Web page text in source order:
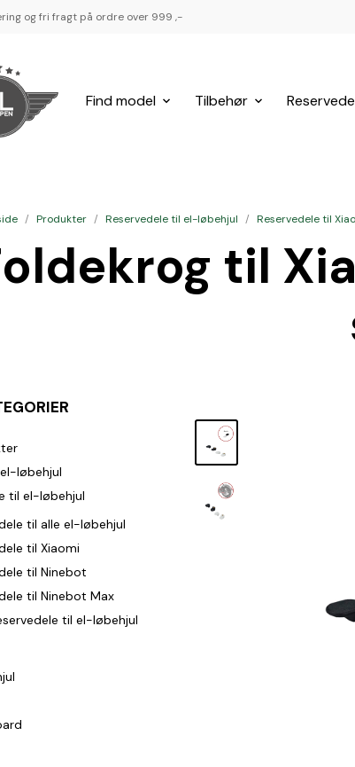
og fri fragt på ordre over 999 ,-
Find model Tilbehør
/ Produkter / Reservedele til el-løbehjul / Reservedele til
til
løbehjul
til el-løbehjul
til alle el-løbehjul
til Xiaomi
til Ninebot
til Ninebot Max
til el-løbehjul